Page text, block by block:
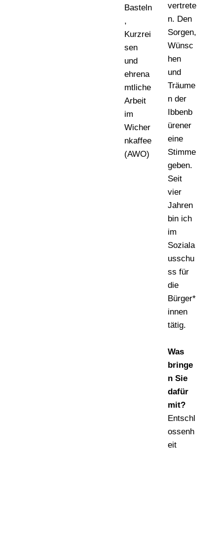
Basteln
,
Kurzrei
sen
und
ehrena
mtliche
Arbeit
im
Wicher
nkaffee
(AWO)
vertrete
n. Den
Sorgen,
Wünsc
hen
und
Träume
n der
Ibbenb
ürener
eine
Stimme
geben.
Seit
vier
Jahren
bin ich
im
Soziala
usschu
ss für
die
Bürger*
innen
tätig.
Was
bringe
n Sie
dafür
mit?
Entschl
ossenh
eit